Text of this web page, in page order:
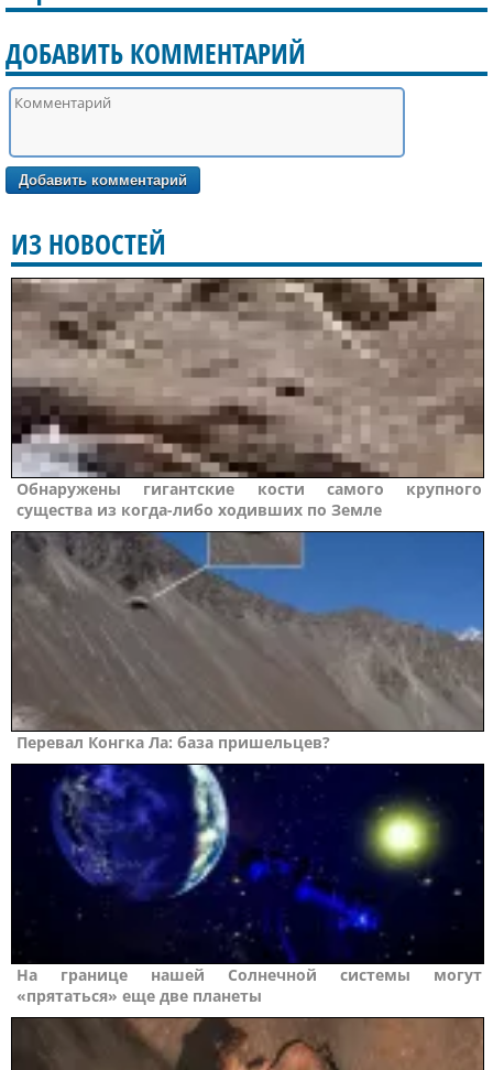
ДОБАВИТЬ КОММЕНТАРИЙ
ИЗ НОВОСТЕЙ
Обнаружены гигантские кости самого крупного
существа из когда-либо ходивших по Земле
Перевал Конгка Ла: база пришельцев?
На границе нашей Солнечной системы могут
«прятаться» еще две планеты